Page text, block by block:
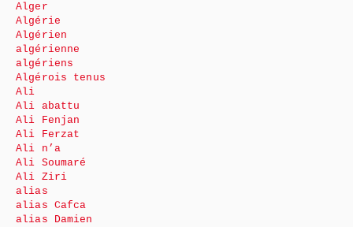
Alger
Algérie
Algérien
algérienne
algériens
Algérois tenus
Ali
Ali abattu
Ali Fenjan
Ali Ferzat
Ali n’a
Ali Soumaré
Ali Ziri
alias
alias Cafca
alias Damien